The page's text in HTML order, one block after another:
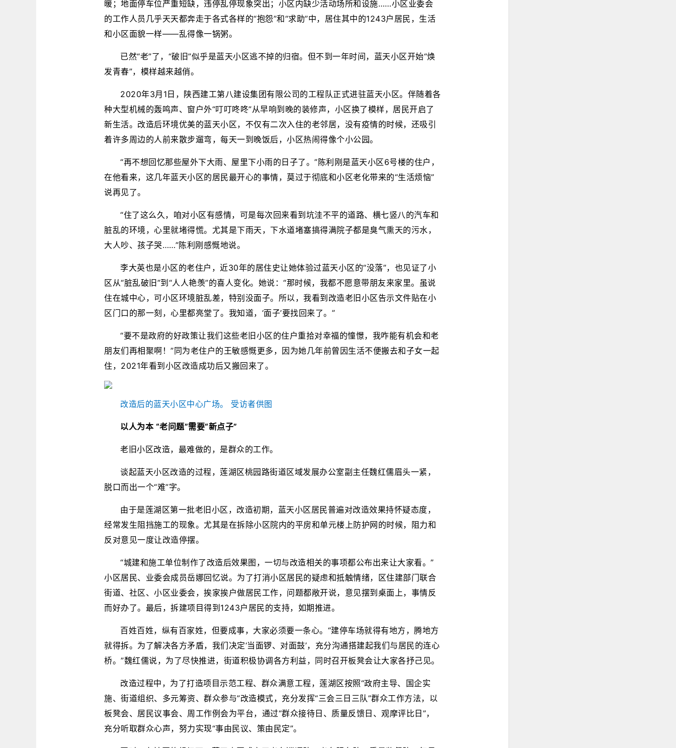
暖；地面停车位严重短缺，违停乱停现象突出；小区内缺少活动场所和设施……小区业委会
的工作人员几乎天天都奔走于各式各样的“抱怨”和“求助”中，居住其中的1243户居民，生活
和小区面貌一样——乱得像一锅粥。
已然“老”了，“破旧”似乎是蓝天小区逃不掉的归宿。但不到一年时间，蓝天小区开始“焕
发青春”，模样越来越俏。
2020年3月1日，陕西建工第八建设集团有限公司的工程队正式进驻蓝天小区。伴随着各
种大型机械的轰鸣声、窗户外“叮叮咚咚”从早响到晚的装修声，小区换了模样，居民开启了
新生活。改造后环境优美的蓝天小区，不仅有二次入住的老邻居，没有疫情的时候，还吸引
着许多周边的人前来散步遛弯，每天一到晚饭后，小区热闹得像个小公园。
“再不想回忆那些屋外下大雨、屋里下小雨的日子了。”陈利刚是蓝天小区6号楼的住户，
在他看来，这几年蓝天小区的居民最开心的事情，莫过于彻底和小区老化带来的“生活烦恼”
说再见了。
“住了这么久，咱对小区有感情，可是每次回来看到坑洼不平的道路、横七竖八的汽车和
脏乱的环境，心里就堵得慌。尤其是下雨天，下水道堵塞搞得满院子都是臭气熏天的污水，
大人吵、孩子哭……”陈利刚感慨地说。
李大英也是小区的老住户，近30年的居住史让她体验过蓝天小区的“没落”，也见证了小
区从“脏乱破旧”到“人人艳羡”的喜人变化。她说：“那时候，我都不愿意带朋友来家里。虽说
住在城中心，可小区环境脏乱差，特别没面子。所以，我看到改造老旧小区告示文件贴在小
区门口的那一刻，心里都亮堂了。我知道，‘面子’要找回来了。”
“要不是政府的好政策让我们这些老旧小区的住户重拾对幸福的憧憬，我咋能有机会和老
朋友们再相聚啊！”同为老住户的王敏感慨更多，因为她几年前曾因生活不便搬去和子女一起
住，2021年看到小区改造成功后又搬回来了。
改造后的蓝天小区中心广场。 受访者供图
以人为本 “老问题”需要“新点子”
老旧小区改造，最难做的，是群众的工作。
谈起蓝天小区改造的过程，莲湖区桃园路街道区域发展办公室副主任魏红儒眉头一紧，
脱口而出一个“难”字。
由于是莲湖区第一批老旧小区，改造初期，蓝天小区居民普遍对改造效果持怀疑态度，
经常发生阻挡施工的现象。尤其是在拆除小区院内的平房和单元楼上防护网的时候，阻力和
反对意见一度让改造停摆。
“城建和施工单位制作了改造后效果图，一切与改造相关的事项都公布出来让大家看。”
小区居民、业委会成员岳娜回忆说。为了打消小区居民的疑虑和抵触情绪，区住建部门联合
街道、社区、小区业委会，挨家挨户做居民工作，问题都敞开说，意见摆到桌面上，事情反
而好办了。最后，拆建项目得到1243户居民的支持，如期推进。
百姓百姓，纵有百家姓，但要成事，大家必须要一条心。“建停车场就得有地方，腾地方
就得拆。为了解决各方矛盾，我们决定‘当面锣、对面鼓’，充分沟通搭建起我们与居民的连心
桥。”魏红儒说，为了尽快推进，街道积极协调各方利益，同时召开板凳会让大家各抒己见。
改造过程中，为了打造项目示范工程、群众满意工程，莲湖区按照“政府主导、国企实
施、街道组织、多元筹资、群众参与”改造模式，充分发挥“三会三日三队”群众工作方法，以
板凳会、居民议事会、周工作例会为平台，通过“群众接待日、质量反馈日、观摩评比日”，
充分听取群众心声，努力实现“事由民议、策由民定”。